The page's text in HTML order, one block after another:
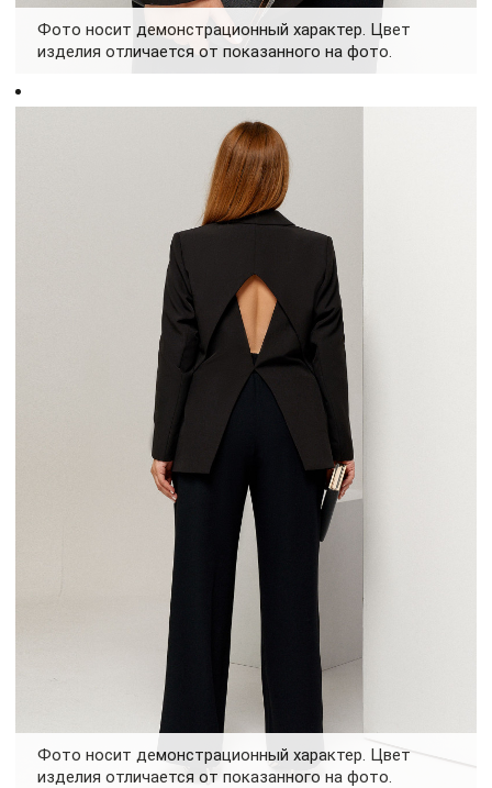
Фото носит демонстрационный характер. Цвет
изделия отличается от показанного на фото.
Фото носит демонстрационный характер. Цвет
изделия отличается от показанного на фото.